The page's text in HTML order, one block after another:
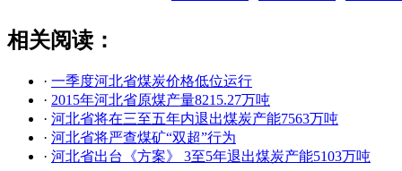
相关阅读：
· 一季度河北省煤炭价格低位运行
· 2015年河北省原煤产量8215.27万吨
· 河北省将在三至五年内退出煤炭产能7563万吨
· 河北省将严查煤矿“双超”行为
· 河北省出台《方案》 3至5年退出煤炭产能5103万吨